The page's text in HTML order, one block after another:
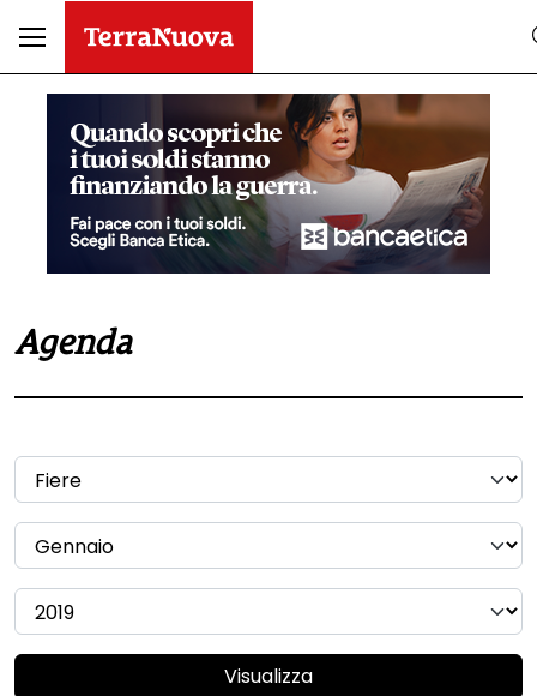
Agenda
Visualizza